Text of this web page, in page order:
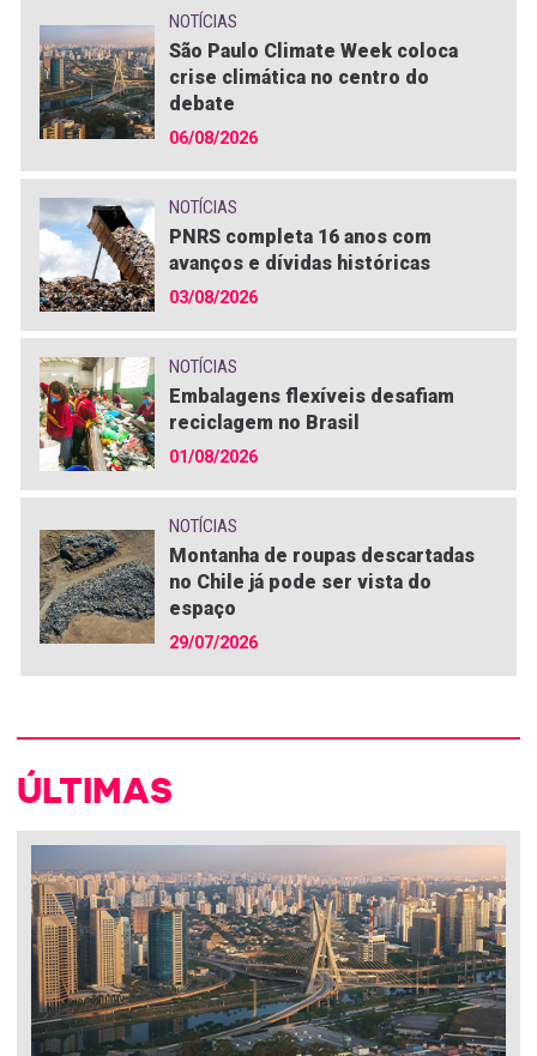
NOTÍCIAS
São Paulo Climate Week coloca
crise climática no centro do
debate
06/08/2026
NOTÍCIAS
PNRS completa 16 anos com
avanços e dívidas históricas
03/08/2026
NOTÍCIAS
Embalagens flexíveis desafiam
reciclagem no Brasil
01/08/2026
NOTÍCIAS
Montanha de roupas descartadas
no Chile já pode ser vista do
espaço
29/07/2026
ÚLTIMAS